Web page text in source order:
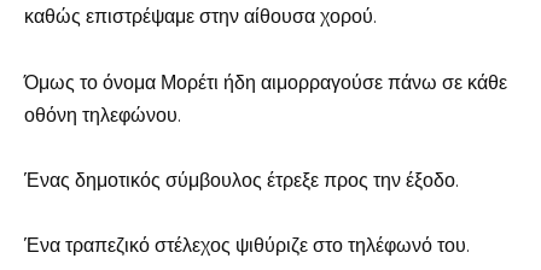
καθώς επιστρέψαμε στην αίθουσα χορού.
Όμως το όνομα Μορέτι ήδη αιμορραγούσε πάνω σε κάθε
οθόνη τηλεφώνου.
Ένας δημοτικός σύμβουλος έτρεξε προς την έξοδο.
Ένα τραπεζικό στέλεχος ψιθύριζε στο τηλέφωνό του.